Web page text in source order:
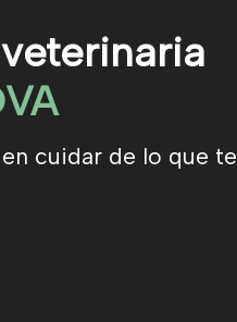
cuidar de lo que te